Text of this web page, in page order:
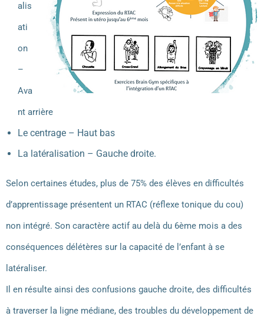
alis
ati
on
–
Ava
nt arrière
Le centrage – Haut bas
La latéralisation – Gauche droite.
Selon certaines études, plus de 75% des élèves en difficultés
d’apprentissage présentent un RTAC (réflexe tonique du cou)
non intégré. Son caractère actif au delà du 6ème mois a des
conséquences délétères sur la capacité de l’enfant à se
latéraliser.
Il en résulte ainsi des confusions gauche droite, des difficultés
à traverser la ligne médiane, des troubles du développement de